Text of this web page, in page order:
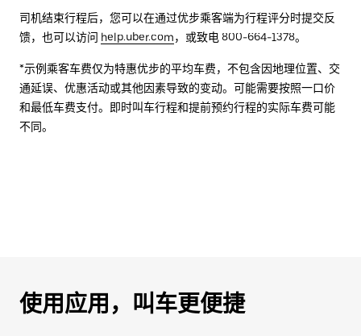
司机结束行程后，您可以在通过优步乘客端为行程评分时提交反
馈，也可以访问 help.uber.com，或致电 800-664-1378。
*示例乘客车费仅为特惠优步的平均车费，不包含因地理位置、交
通延误、优惠活动或其他因素导致的变动。可能需要按照一口价
和最低车费支付。即时叫车行程和提前预约行程的实际车费可能
不同。
使用应用，叫车更便捷